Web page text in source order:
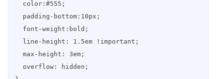
  max-height: 3em;